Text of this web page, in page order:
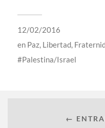
12/02/2016
en Paz, Libertad,
Palestina/Israel
←